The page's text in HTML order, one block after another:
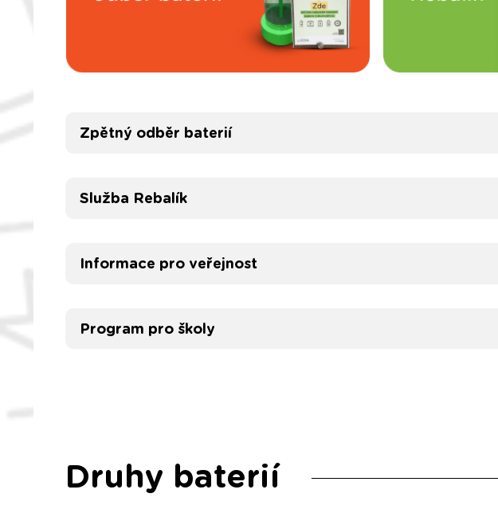
Zpětný odběr baterií
Služba Rebalík
Informace pro veřejnost
Program pro školy
Druhy baterií